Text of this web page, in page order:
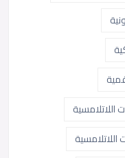
اللاتلامسية